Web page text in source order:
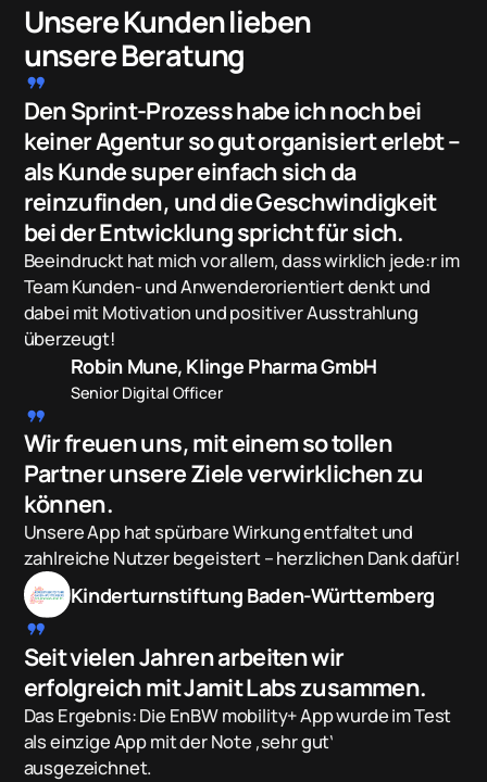
Unsere Kunden lieben
unsere Beratung
format_quote
Den Sprint-Prozess habe ich noch bei
keiner Agentur so gut organisiert erlebt –
als Kunde super einfach sich da
reinzufinden, und die Geschwindigkeit
bei der Entwicklung spricht für sich.
Beeindruckt hat mich vor allem, dass wirklich jede:r im
Team Kunden- und Anwenderorientiert denkt und
dabei mit Motivation und positiver Ausstrahlung
überzeugt!
Robin Mune, Klinge Pharma GmbH
Senior Digital Officer
format_quote
Wir freuen uns, mit einem so tollen
Partner unsere Ziele verwirklichen zu
können.
Unsere App hat spürbare Wirkung entfaltet und
zahlreiche Nutzer begeistert – herzlichen Dank dafür!
Kinderturnstiftung Baden-Württemberg
format_quote
Seit vielen Jahren arbeiten wir
erfolgreich mit Jamit Labs zusammen.
Das Ergebnis: Die EnBW mobility+ App wurde im Test
als einzige App mit der Note ‚sehr gut‘
ausgezeichnet.